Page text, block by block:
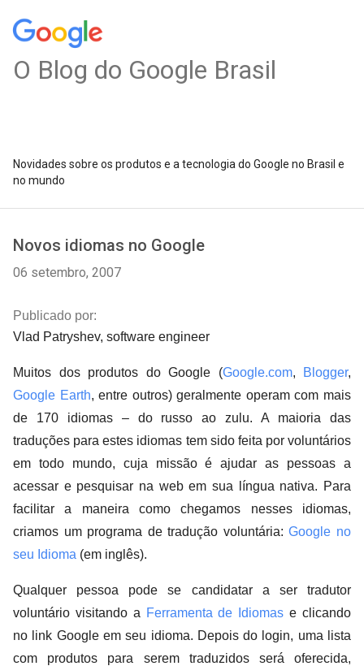
O Blog do Google Brasil
Novidades sobre os produtos e a tecnologia do Google no Brasil e
no mundo
Novos idiomas no Google
06 setembro, 2007
Publicado por:
Vlad Patryshev, software engineer
Muitos dos produtos do Google (Google.com, Blogger,
Google Earth, entre outros) geralmente operam com mais
de 170 idiomas – do russo ao zulu. A maioria das
traduções para estes idiomas tem sido feita por voluntários
em todo mundo, cuja missão é ajudar as pessoas a
acessar e pesquisar na web em sua língua nativa. Para
facilitar a maneira como chegamos nesses idiomas,
criamos um programa de tradução voluntária:Google no
seu Idioma (em inglês).
Qualquer pessoa pode se candidatar a ser tradutor
voluntário visitando a Ferramenta de Idiomas e clicando
no link Google em seu idioma. Depois do login, uma lista
com produtos para serem traduzidos será oferecida,